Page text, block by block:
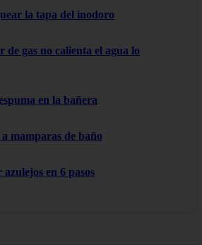
la tapa del inodoro
de gas no calienta el agua lo
en la bañera
mamparas de baño
en 6 pasos